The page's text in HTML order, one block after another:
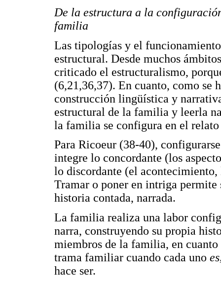
De la estructura a la
familia
Las tipologías y el
estructural. Desde muchos
criticado el estructuralismo,
(6,21,36,37). En cuanto, como se
construcción lingüística y
estructural de la familia y leerla
la familia se configura en el
Para Ricoeur (38-40),
integre lo concordante (los
lo discordante (el
Tramar o poner en intriga
historia contada, narrada.
La familia realiza una labor
narra, construyendo su propia
miembros de la familia, en
trama familiar cuando cada uno
hace ser.